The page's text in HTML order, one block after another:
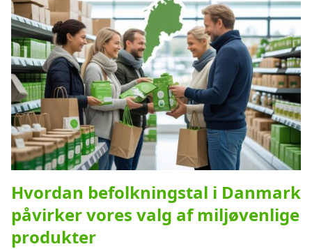
Hvordan befolkningstal i Danmark
påvirker vores valg af miljøvenlige
produkter